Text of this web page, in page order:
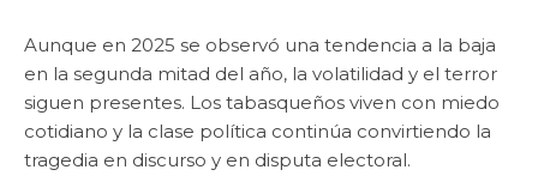
Aunque en 2025 se observó una tendencia a la baja
en la segunda mitad del año, la volatilidad y el terror
siguen presentes. Los tabasqueños viven con miedo
cotidiano y la clase política continúa convirtiendo la
tragedia en discurso y en disputa electoral.